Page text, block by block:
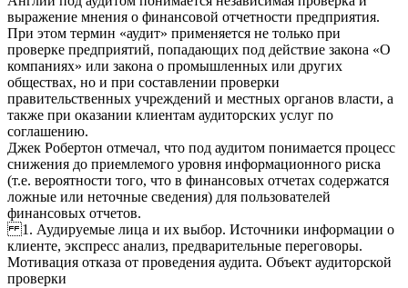
выражение мнения о финансовой отчетности предприятия.
При этом термин «аудит» применяется не только при
проверке предприятий, попадающих под действие закона «О
компаниях» или закона о промышленных или других
обществах, но и при составлении проверки
правительственных учреждений и местных органов власти, а
также при оказании клиентам аудиторских услуг по
соглашению.
Джек Робертон отмечал, что под аудитом понимается процесс
снижения до приемлемого уровня информационного риска
(т.е. вероятности того, что в финансовых отчетах содержатся
ложные или неточные сведения) для пользователей
финансовых отчетов.
1. Аудируемые лица и их выбор. Источники информации о
клиенте, экспресс анализ, предварительные переговоры.
Мотивация отказа от проведения аудита. Объект аудиторской
проверки